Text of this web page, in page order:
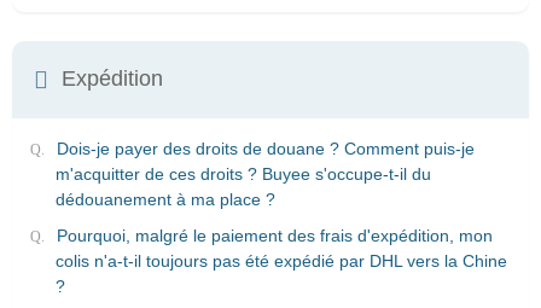
Expédition
Dois-je payer des droits de douane ? Comment puis-je
m'acquitter de ces droits ? Buyee s'occupe-t-il du
dédouanement à ma place ?
Pourquoi, malgré le paiement des frais d'expédition, mon
colis n'a-t-il toujours pas été expédié par DHL vers la Chine
?